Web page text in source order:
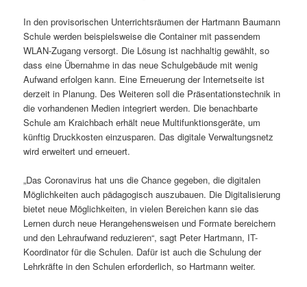
In den provisorischen Unterrichtsräumen der Hartmann Baumann
Schule werden beispielsweise die Container mit passendem
WLAN-Zugang versorgt. Die Lösung ist nachhaltig gewählt, so
dass eine Übernahme in das neue Schulgebäude mit wenig
Aufwand erfolgen kann. Eine Erneuerung der Internetseite ist
derzeit in Planung. Des Weiteren soll die Präsentationstechnik in
die vorhandenen Medien integriert werden. Die benachbarte
Schule am Kraichbach erhält neue Multifunktionsgeräte, um
künftig Druckkosten einzusparen. Das digitale Verwaltungsnetz
wird erweitert und erneuert.
„Das Coronavirus hat uns die Chance gegeben, die digitalen
Möglichkeiten auch pädagogisch auszubauen. Die Digitalisierung
bietet neue Möglichkeiten, in vielen Bereichen kann sie das
Lernen durch neue Herangehensweisen und Formate bereichern
und den Lehraufwand reduzieren“, sagt Peter Hartmann, IT-
Koordinator für die Schulen. Dafür ist auch die Schulung der
Lehrkräfte in den Schulen erforderlich, so Hartmann weiter.